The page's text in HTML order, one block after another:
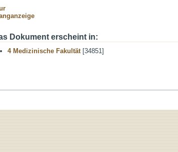
Dokument erscheint in:
4 Medizinische Fakultät[34851]